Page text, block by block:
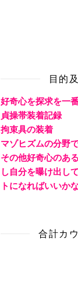
目的
好奇心を探求を一
貞操帯装着記録
拘束具の装着
マゾヒズムの分野
その他好奇心のあ
し自分を曝け出し
トになればいいか
合計カ